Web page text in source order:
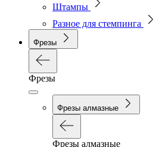
Штампы
Разное для стемпинга
Фрезы
Фрезы
Фрезы алмазные
Фрезы алмазные